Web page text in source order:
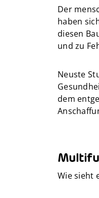
Der
haben
diesen
und zu
Neuste
dem
Wie sieht